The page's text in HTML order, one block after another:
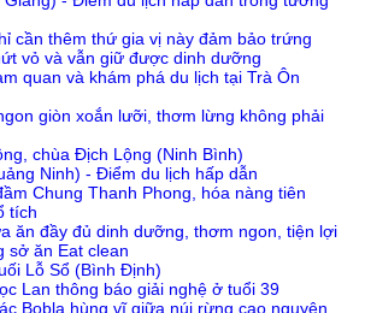
cần thêm thứ gia vị này đảm bảo trứng
vỏ và vẫn giữ được dinh dưỡng
quan và khám phá du lịch tại Trà Ôn
giòn xoắn lưỡi, thơm lừng không phải
chùa Địch Lộng (Ninh Bình)
Ninh) - Điểm du lịch hấp dẫn
Chung Thanh Phong, hóa nàng tiên
tích
ăn đầy đủ dinh dưỡng, thơm ngon, tiện lợi
sở ăn Eat clean
Lỗ Sổ (Bình Định)
Lan thông báo giải nghệ ở tuổi 39
Bobla hùng vĩ giữa núi rừng cao nguyên